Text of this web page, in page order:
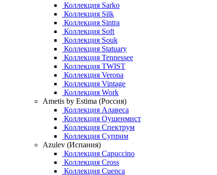
Коллекция Sarko
Коллекция Silk
Коллекция Sintra
Коллекция Soft
Коллекция Souk
Коллекция Statuary
Коллекция Tennessee
Коллекция TWIST
Коллекция Verona
Коллекция Vintage
Коллекция Work
Ametis by Estima (Россия)
Коллекция Алавеса
Коллекция Оушенмист
Коллекция Спектрум
Коллекция Суприм
Azulev (Испания)
Коллекция Capuccino
Коллекция Cross
Коллекция Cuenca